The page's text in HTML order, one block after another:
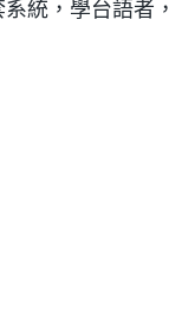
統，學台語者，